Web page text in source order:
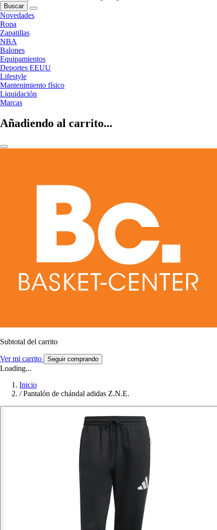
Buscar
Novedades
Ropa
Zapatillas
NBA
Balones
Equipamientos
Deportes EEUU
Lifestyle
Mantenimiento físico
Liquidación
Marcas
Añadiendo al carrito...
Subtotal del carrito
Ver mi carrito Seguir comprando
Loading...
Inicio
/ Pantalón de chándal adidas Z.N.E.